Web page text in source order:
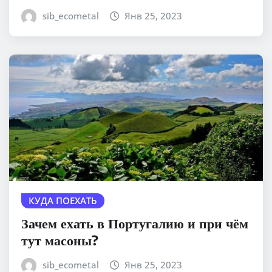
sib_ecometal Янв 25, 2023
КУДА ПОЕХАТЬ
Зачем ехать в Португалию и при чём
тут масоны?
sib_ecometal Янв 25, 2023